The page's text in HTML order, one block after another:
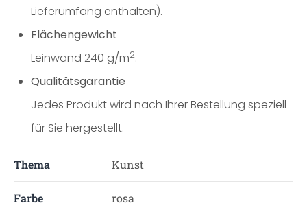
Lieferumfang enthalten).
Flächengewicht
Leinwand 240 g/m2.
Qualitätsgarantie
Jedes Produkt wird nach Ihrer Bestellung speziell
für Sie hergestellt.
Thema Kunst
Farbe rosa